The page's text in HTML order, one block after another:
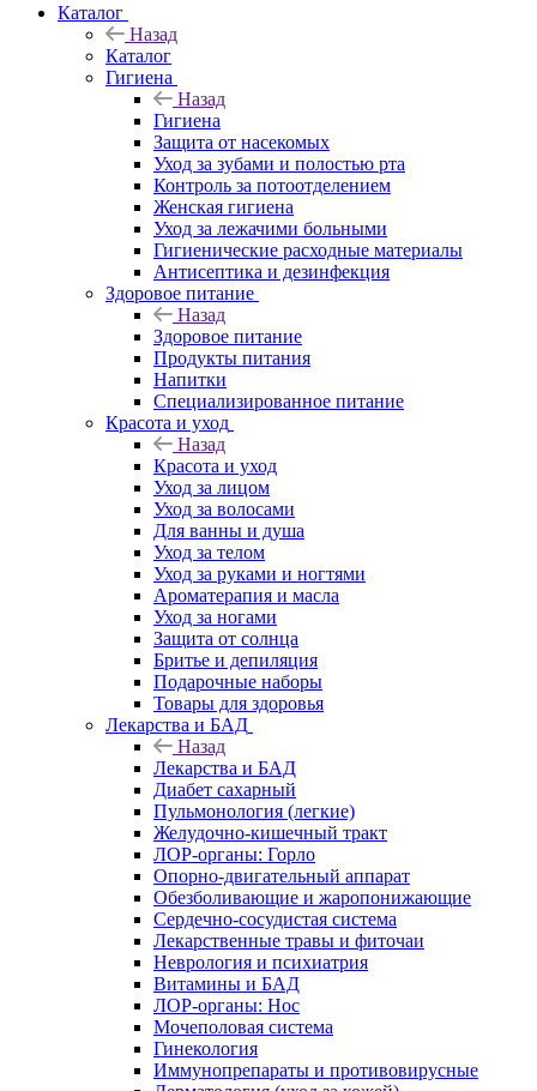
Каталог
Назад
Каталог
Гигиена
Назад
Гигиена
Защита от насекомых
Уход за зубами и полостью рта
Контроль за потоотделением
Женская гигиена
Уход за лежачими больными
Гигиенические расходные материалы
Антисептика и дезинфекция
Здоровое питание
Назад
Здоровое питание
Продукты питания
Напитки
Специализированное питание
Красота и уход
Назад
Красота и уход
Уход за лицом
Уход за волосами
Для ванны и душа
Уход за телом
Уход за руками и ногтями
Ароматерапия и масла
Уход за ногами
Защита от солнца
Бритье и депиляция
Подарочные наборы
Товары для здоровья
Лекарства и БАД
Назад
Лекарства и БАД
Диабет сахарный
Пульмонология (легкие)
Желудочно-кишечный тракт
ЛОР-органы: Горло
Опорно-двигательный аппарат
Обезболивающие и жаропонижающие
Сердечно-сосудистая система
Лекарственные травы и фиточаи
Неврология и психиатрия
Витамины и БАД
ЛОР-органы: Нос
Мочеполовая система
Гинекология
Иммунопрепараты и противовирусные